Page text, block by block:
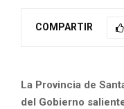
COMPARTIR
La Provincia de
del Gobierno